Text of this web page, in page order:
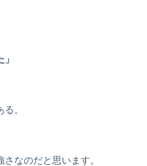
。
なのだと思います。